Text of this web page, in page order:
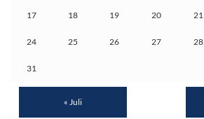
17 18 19 20 21
24 25 26 27 28
31
« Juli